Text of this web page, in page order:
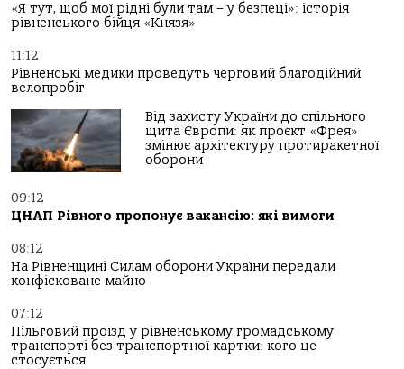
«Я тут, щоб мої рідні були там – у безпеці»: історія
рівненського бійця «Князя»
11:12
Рівненські медики проведуть черговий благодійний
велопробіг
Від захисту України до спільного
щита Європи: як проєкт «Фрея»
змінює архітектуру протиракетної
оборони
09:12
ЦНАП Рівного пропонує вакансію: які вимоги
08:12
На Рівненщині Силам оборони України передали
конфісковане майно
07:12
Пільговий проїзд у рівненському громадському
транспорті без транспортної картки: кого це
стосується